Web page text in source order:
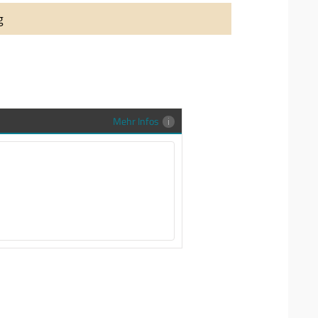
auch richtig in Szene zu setzen,
Trauringe-EFES Tragetasche inkl.
Sendung zu schützen und
Mehr Infos